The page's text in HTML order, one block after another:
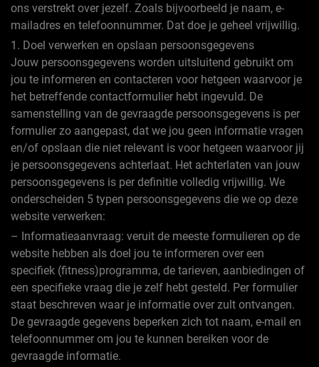
ons verstrekt over jezelf. Zoals bijvoorbeeld je naam, e-
mailadres en telefoonnummer. Dat doe je geheel vrijwillig.
1. Doel verwerken en opslaan persoonsgegevens
Jouw persoonsgegevens worden uitsluitend gebruikt om
jou te informeren en contacteren voor hetgeen waarvoor je
het betreffende contactformulier hebt ingevuld. De
samenstelling van de gevraagde persoonsgegevens is per
formulier zo aangepast, dat we jou geen informatie vragen
en/of opslaan die niet relevant is voor hetgeen waarvoor jij
je persoonsgegevens achterlaat. Het achterlaten van jouw
persoonsgegevens is per definitie volledig vrijwillig. We
onderscheiden 5 typen persoonsgegevens die we op deze
website verwerken:
– Informatieaanvraag: veruit de meeste formulieren op de
website hebben als doel jou te informeren over een
specifiek (fitness)programma, de tarieven, aanbiedingen of
een specifieke vraag die je zelf hebt gesteld. Per formulier
staat beschreven waar je informatie over zult ontvangen.
De gevraagde gegevens beperken zich tot naam, e-mail en
telefoonnummer om jou te kunnen bereiken voor de
gevraagde informatie.